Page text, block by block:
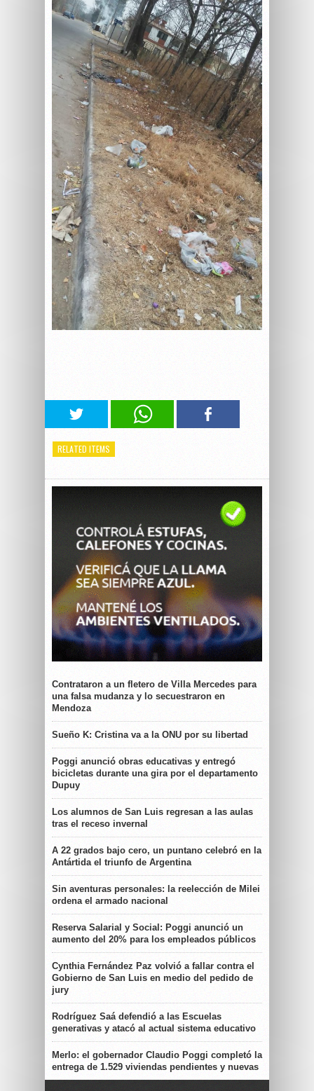
RELATED ITEMS
Contrataron a un fletero de Villa Mercedes para
una falsa mudanza y lo secuestraron en
Mendoza
Sueño K: Cristina va a la ONU por su libertad
Poggi anunció obras educativas y entregó
bicicletas durante una gira por el departamento
Dupuy
Los alumnos de San Luis regresan a las aulas
tras el receso invernal
A 22 grados bajo cero, un puntano celebró en la
Antártida el triunfo de Argentina
Sin aventuras personales: la reelección de Milei
ordena el armado nacional
Reserva Salarial y Social: Poggi anunció un
aumento del 20% para los empleados públicos
Cynthia Fernández Paz volvió a fallar contra el
Gobierno de San Luis en medio del pedido de
jury
Rodríguez Saá defendió a las Escuelas
generativas y atacó al actual sistema educativo
Merlo: el gobernador Claudio Poggi completó la
entrega de 1.529 viviendas pendientes y nuevas